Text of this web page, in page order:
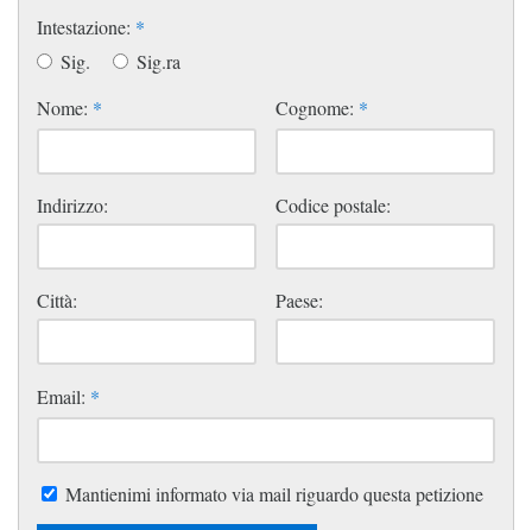
Intestazione: *
Sig.
Sig.ra
Nome: * Cognome: *
Indirizzo: Codice postale:
Città: Paese:
Email: *
Mantienimi informato via mail riguardo questa petizione